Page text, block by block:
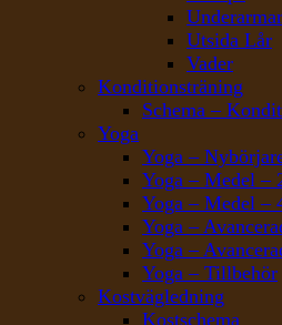
Underarmar
Utsida Lår
Vader
Konditionsträning
Schema –
Yoga
Yoga –
Yoga – Medel –
Yoga – Medel –
Yoga –
Yoga –
Yoga – Tillbehör
Kostvägledning
Kostschema